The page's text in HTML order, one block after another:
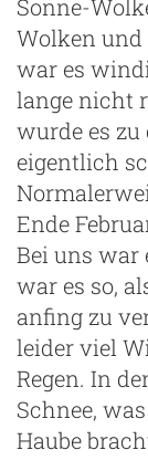
Sonne-
Wolken
war es
lange nicht
wurde es zu
eigentlich
Ende
Bei uns war
war es so,
anfing zu
leider viel
Regen. In
Schnee,
Haube